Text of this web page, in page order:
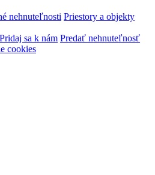
nehnuteľnosti Priestory a objekty
Pridaj sa k nám Predať nehnuteľnosť
cookies